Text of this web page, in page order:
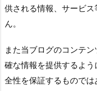
供される情報、サービ
ん。
また当ブログのコンテ
確な情報を提供するよ
全性を保証するもので